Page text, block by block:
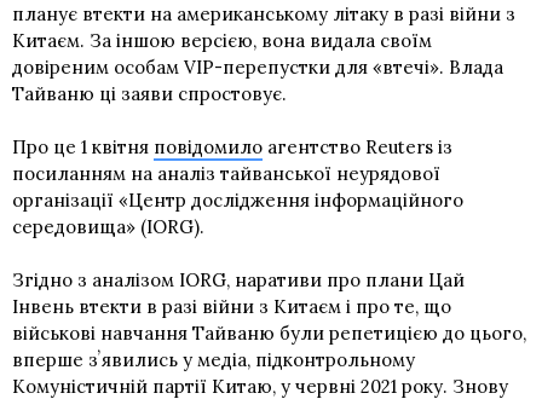
планує втекти на американському літаку в разі війни з
Китаєм. За іншою версією, вона видала своїм
довіреним особам VIP-перепустки для «втечі». Влада
Тайваню ці заяви спростовує.
Про це 1 квітня повідомило агентство Reuters із
посиланням на аналіз тайванської неурядової
організації «Центр дослідження інформаційного
середовища» (IORG).
Згідно з аналізом IORG, наративи про плани Цай
Інвень втекти в разі війни з Китаєм і про те, що
військові навчання Тайваню були репетицією до цього,
вперше зʼявились у медіа, підконтрольному
Комуністичній партії Китаю, у червні 2021 року. Знову